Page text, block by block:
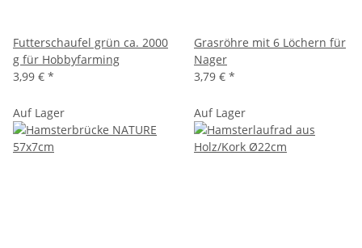
Futterschaufel grün ca. 2000
g für Hobbyfarming
3,99 € *
Grasröhre mit 6 Löchern für
Nager
3,79 € *
Auf Lager Auf Lager